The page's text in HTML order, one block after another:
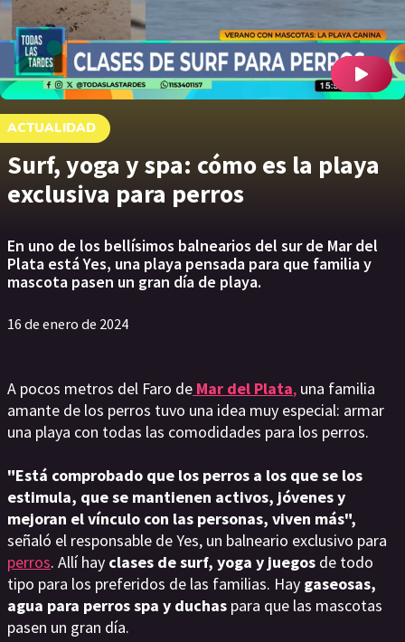
ACTUALIDAD
Surf, yoga y spa: cómo es la playa
exclusiva para perros
En uno de los bellísimos balnearios del sur de Mar del
Plata está Yes, una playa pensada para que familia y
mascota pasen un gran día de playa.
16 de enero de 2024
A pocos metros del Faro de Mar del Plata, una familia
amante de los perros tuvo una idea muy especial: armar
una playa con todas las comodidades para los perros.
"Está comprobado que los perros a los que se los
estimula, que se mantienen activos, jóvenes y
mejoran el vínculo con las personas, viven más",
señaló el responsable de Yes, un balneario exclusivo para
perros. Allí hay clases de surf, yoga y juegos de todo
tipo para los preferidos de las familias. Hay gaseosas,
agua para perros spa y duchas para que las mascotas
pasen un gran día.